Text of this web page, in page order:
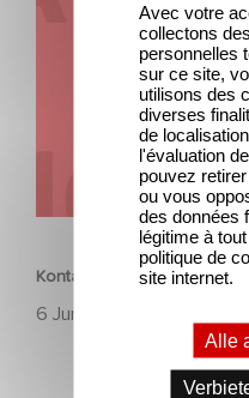
Kontakt
6 Juni 2026
Avec votre
collectons
personnelles
sur ce site,
utilisons des
diverses
de
l'évaluation
pouvez
ou vous
des données
légitime à
politique de
site internet.
Alle